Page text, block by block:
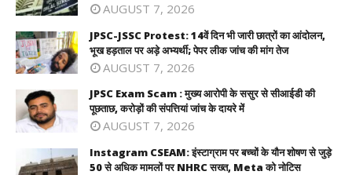
AUGUST 7, 2026
JPSC-JSSC Protest: 14वें दिन भी जारी छात्रों का आंदोलन,
भूख हड़ताल पर अड़े अभ्यर्थी; पेपर लीक जांच की मांग तेज
AUGUST 7, 2026
JPSC Exam Scam : मुख्य आरोपी के ससुर से सीआईडी की
पूछताछ, करोड़ों की संपत्तियां जांच के दायरे में
AUGUST 7, 2026
Instagram CSEAM: इंस्टाग्राम पर बच्चों के यौन शोषण से जुड़े
50 से अधिक मामलों पर NHRC सख्त, Meta को नोटिस